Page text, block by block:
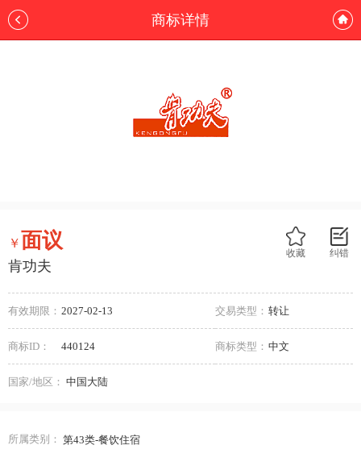
商标详情
纠错
收藏
￥面议
肯功夫
有效期限： 2027-02-13 交易类型： 转让
商标ID： 440124 商标类型： 中文
国家/地区： 中国大陆
所属类别： 第43类-餐饮住宿